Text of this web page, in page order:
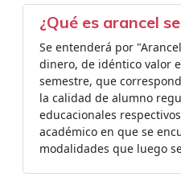
¿Qué es arancel
Se entenderá por
dinero, de idéntico valor
semestre, que
la calidad de alumno
educacionales
académico en que se
modalidades que luego